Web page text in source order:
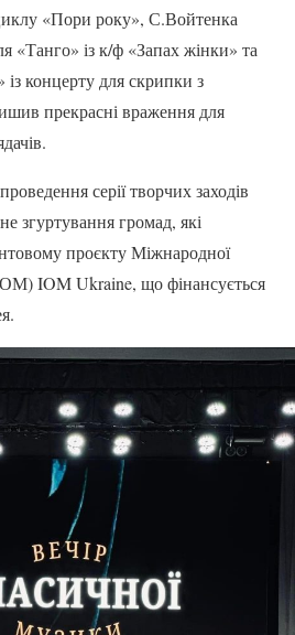
«Пори року», С.Войтенка
«Танго» із к/ф «Запах жінки» та
концерту для скрипки з
прекрасні враження для
серії творчих заходів
згуртування громад, які
проєкту Міжнародної
IOM Ukraine, що фінансується